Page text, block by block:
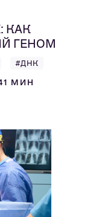
КАК
ГЕНОМ
#ДНК
МИН